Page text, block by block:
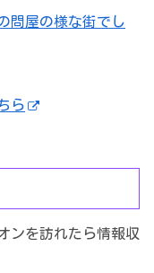
問屋の様な街でし
ら
ンを訪れたら情報収